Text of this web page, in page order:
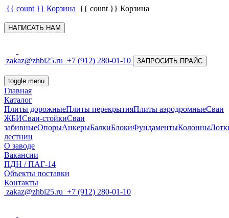
{{ count }} Корзина {{ count }} Корзина
НАПИСАТЬ НАМ
zakaz@zhbi25.ru +7 (912) 280-01-10 ЗАПРОСИТЬ ПРАЙС
toggle menu
Главная
Каталог
Плиты дорожныеПлиты перекрытияПлиты аэродромныеСваи
ЖБИСваи-стойкиСваи
забивныеОпорыАнкерыБалкиБлокиФундаментыКолонны
лестниц
О заводе
Вакансии
ПДН / ПАГ-14
Объекты поставки
Контакты
zakaz@zhbi25.ru +7 (912) 280-01-10